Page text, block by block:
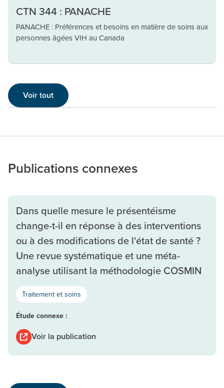
CTN 344 : PANACHE
PANACHE : Préférences et besoins en matière de soins aux
personnes âgées VIH au Canada
Voir tout
Publications connexes
Dans quelle mesure le présentéisme
change-t-il en réponse à des interventions
ou à des modifications de l'état de santé ?
Une revue systématique et une méta-
analyse utilisant la méthodologie COSMIN
Traitement et soins
Étude connexe :
Voir la publication